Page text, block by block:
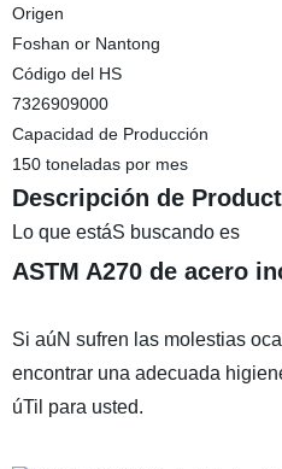
Origen
Foshan or Nantong
Código del HS
7326909000
Capacidad de Producción
150 toneladas por mes
Descripción de
Lo que estáS buscando es
ASTM A270 de acero
Si aúN sufren las molestias
encontrar una adecuada
úTil para usted.